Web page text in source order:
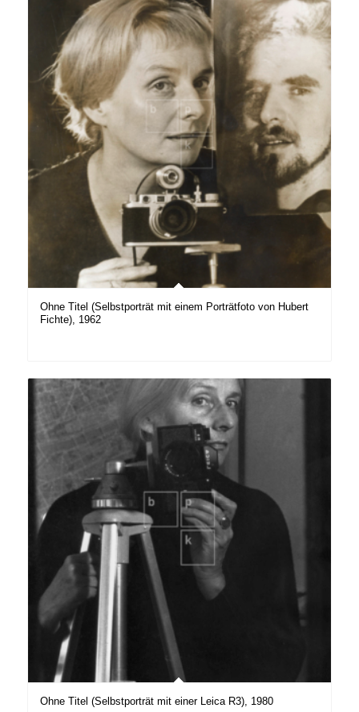
Ohne Titel (Selbstporträt mit einem Porträtfoto von Hubert
Fichte), 1962
Ohne Titel (Selbstporträt mit einer Leica R3), 1980